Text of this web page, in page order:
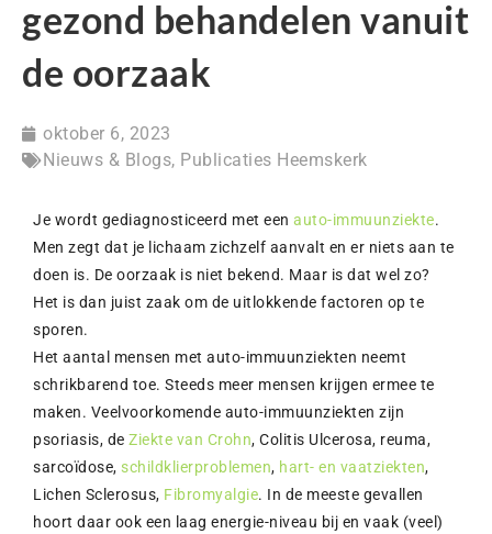
gezond behandelen vanuit
de oorzaak
oktober 6, 2023
Nieuws & Blogs, Publicaties Heemskerk
Je wordt gediagnosticeerd met een auto-immuunziekte.
Men zegt dat je lichaam zichzelf aanvalt en er niets aan te
doen is. De oorzaak is niet bekend. Maar is dat wel zo?
Het is dan juist zaak om de uitlokkende factoren op te
sporen.
Het aantal mensen met auto-immuunziekten neemt
schrikbarend toe. Steeds meer mensen krijgen ermee te
maken. Veelvoorkomende auto-immuunziekten zijn
psoriasis, de Ziekte van Crohn, Colitis Ulcerosa, reuma,
sarcoïdose, schildklierproblemen, hart- en vaatziekten,
Lichen Sclerosus, Fibromyalgie. In de meeste gevallen
hoort daar ook een laag energie-niveau bij en vaak (veel)